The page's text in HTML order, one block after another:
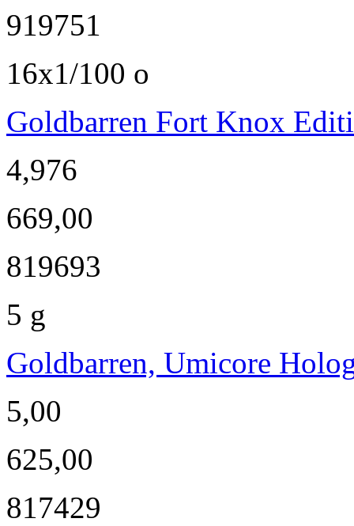
919751
16x1/100 o
Goldbarren Fort Knox
4,976
669,00
819693
5 g
Goldbarren, Umicore
5,00
625,00
817429